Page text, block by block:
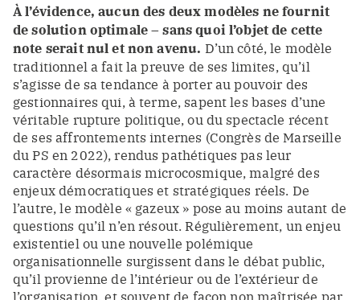
À l’évidence, aucun des deux modèles ne fournit
de solution optimale – sans quoi l’objet de cette
note serait nul et non avenu. D’un côté, le modèle
traditionnel a fait la preuve de ses limites, qu’il
s’agisse de sa tendance à porter au pouvoir des
gestionnaires qui, à terme, sapent les bases d’une
véritable rupture politique, ou du spectacle récent
de ses affrontements internes (Congrès de Marseille
du PS en 2022), rendus pathétiques pas leur
caractère désormais microcosmique, malgré des
enjeux démocratiques et stratégiques réels. De
l’autre, le modèle « gazeux » pose au moins autant de
questions qu’il n’en résout. Régulièrement, un enjeu
existentiel ou une nouvelle polémique
organisationnelle surgissent dans le débat public,
qu’il provienne de l’intérieur ou de l’extérieur de
l’organisation, et souvent de façon non maîtrisée par